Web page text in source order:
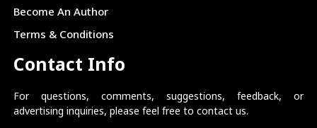
Become An Author
Terms & Conditions
Contact Info
For questions, comments, suggestions, feedback, or
advertising inquiries, please feel free to contact us.